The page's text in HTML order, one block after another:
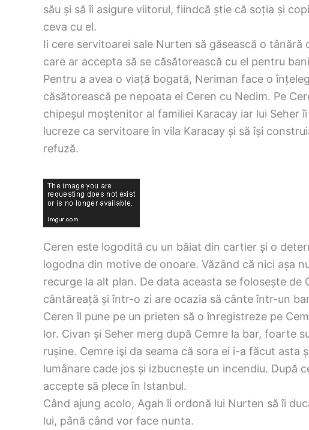
său și să îi asigure viitorul, fiindcă știe că soția și
ceva cu el.
Ii cere servitoarei sale Nurten să găsească o
care ar accepta să se căsătorească cu el pentru
Pentru a avea o viață bogată, Neriman face o
căsătorească pe nepoata ei Ceren cu Nedim. Pe
chipeșul moștenitor al familiei Karacay iar lui Seher
lucreze ca servitoare în vila Karacay și să își
refuză.
Ceren este logodită cu un băiat din cartier și o
logodna din motive de onoare. Văzând că nici așa
recurge la alt plan. De data aceasta se folosește de
cântăreață și într-o zi are ocazia să cânte într-un
Ceren îl pune pe un prieten să o înregistreze pe
lor. Civan și Seher merg după Cemre la bar, foarte
rușine. Cemre işi da seama că sora ei i-a făcut asta
lumânare cade jos și izbucnește un incendiu. După
accepte să plece în Istanbul.
Când ajung acolo, Agah îi ordonă lui Nurten să îi
lui, până când vor face nunta.